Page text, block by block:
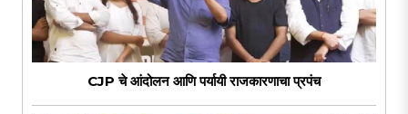
CJP चे आंदोलन आणि पर्यायी राजकारणाचा प्रपंच